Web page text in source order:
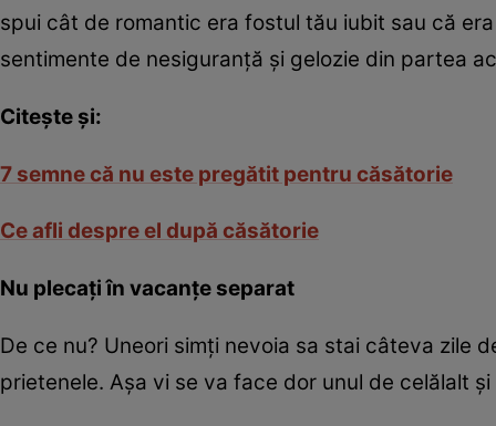
spui cât de romantic era fostul tău iubit sau că
sentimente de nesiguranţă şi gelozie din partea
Citeşte şi:
7 semne că nu este pregătit pentru căsătorie
Ce afli despre el după căsătorie
Nu plecaţi în vacanţe separat
De ce nu? Uneori simţi nevoia sa stai câteva zile
prietenele. Aşa vi se va face dor unul de celălalt